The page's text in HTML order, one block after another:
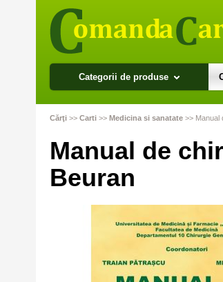
Categorii de produse
Cărţi >> Carti >> Medicina si sanatate >> Manual
Manual de
Beuran